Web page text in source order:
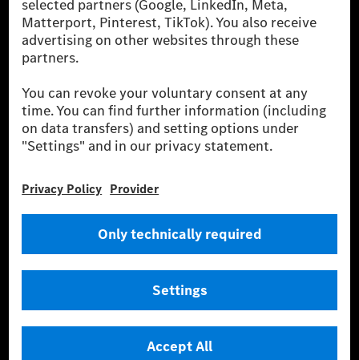
financing, leasing, car subscription and car rental,
fleet management, digital services for charging and
payment, insurance brokerage, as well as innovative
mobility services.
Learn more
Technical Support Hotline Contact
Locations
Do not sell or share my personal information (CCPA & CPRA)